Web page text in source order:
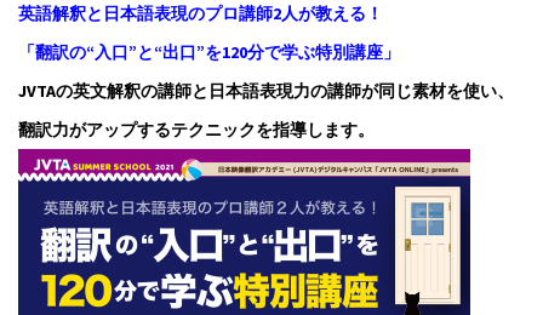
英語解釈と日本語表現のプロ講師2人が教える！
「翻訳の“入口”と“出口”を120分で学ぶ特別講座」
JVTAの英文解釈の講師と日本語表現力の講師が同じ素材を使い、
翻訳力がアップするテクニックを指導します。